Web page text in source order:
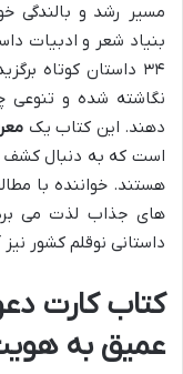
مسیر رشد و بالندگی
بنیاد شعر و ادبیات
۳۴ داستان کوتاه
نگاشته شده و تنوعی
دهند. این کتاب یک
است که به دنبال کشف
هستند. خواننده با
های جذاب لذت می
داستانی نوقلم کشور
کتاب کارت
عمیق به